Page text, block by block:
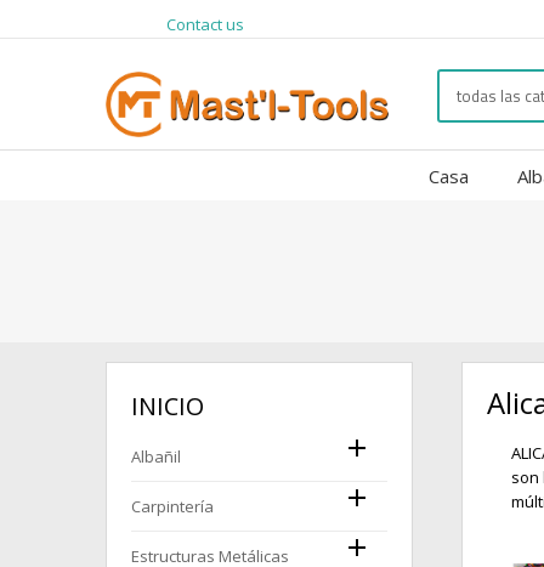
Contact us
Casa
INICIO
Albañil 
Carpintería 
Estructuras Metálicas 
son